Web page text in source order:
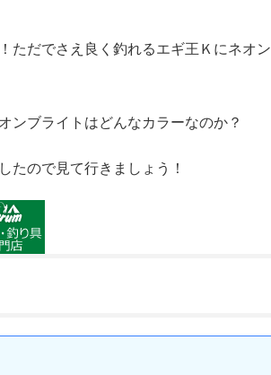
ただでさえ良く釣れるエギ王Ｋにネオン
ンブライトはどんなカラーなのか？
たので見て行きましょう！